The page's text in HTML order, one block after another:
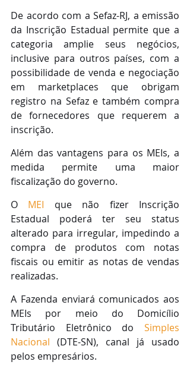
De acordo com a Sefaz-RJ, a emissão
da Inscrição Estadual permite que a
categoria amplie seus negócios,
inclusive para outros países, com a
possibilidade de venda e negociação
em marketplaces que obrigam
registro na Sefaz e também compra
de fornecedores que requerem a
inscrição.
Além das vantagens para os MEIs, a
medida permite uma maior
fiscalização do governo.
O MEI que não fizer Inscrição
Estadual poderá ter seu status
alterado para irregular, impedindo a
compra de produtos com notas
fiscais ou emitir as notas de vendas
realizadas.
A Fazenda enviará comunicados aos
MEIs por meio do Domicílio
Tributário Eletrônico do Simples
Nacional (DTE-SN), canal já usado
pelos empresários.